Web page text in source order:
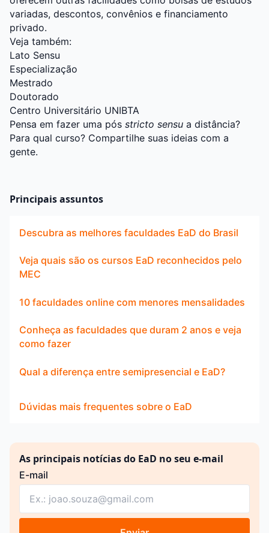
variadas, descontos, convênios e financiamento
privado.
Veja também:
Lato Sensu
Especialização
Mestrado
Doutorado
Centro Universitário UNIBTA
Pensa em fazer uma pós stricto sensu a distância?
Para qual curso? Compartilhe suas ideias com a
gente.
Principais assuntos
Descubra as melhores faculdades EaD do Brasil
Veja quais são os cursos EaD reconhecidos pelo
MEC
10 faculdades online com menores mensalidades
Conheça as faculdades que duram 2 anos e veja
como fazer
Qual a diferença entre semipresencial e EaD?
Dúvidas mais frequentes sobre o EaD
As principais notícias do EaD no seu e-mail
E-mail